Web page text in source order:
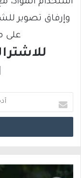
وإرفاق تصوير
على
د
خ
ب